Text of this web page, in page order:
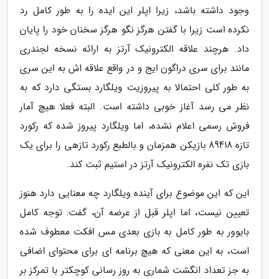
وجود داشته باشد، زیرا اپلر این ایده را به طور کامل رد
نکرده است زیرا با گفتن هرگز نگو هرگز سخنان خود را پایان
داد. هرچند علاقه الکترونیک آرتز به ارائه نسخه لجندری
مانند برای سری دراگون ایج و در واقع علاقه اش به این سری
به طور کلی احتمالا به پیروزیت ویلگارد بستگی دارد که به
نظر می رسد آغاز خوبی داشته است. البته فعلا هیچ آمار
فروش رسمی اعلام نشده، اما ویلگارد پیروز شده که رکورد
تازه 89418 بازیکن همزمان و بالطبع رکورد تازهی را برای یک
بازی تک نفره الکترونیک آرتز در استیم ثبت کند.
این که این موضوع برای آینده ویلگارد چه معنایی دارد هنوز
تعیین نیست، اما اپلر قبل از عرضه آن، گفت: توجه کامل
بایوور به طور کامل به بازی بعدی مس افکت معطوف شده
است، به این معنی که هیچ برنامه ای برای محتوای اضافی
به جز تعداد انگشت شماری به روز رسانی کوچکتر با تمرکز بر